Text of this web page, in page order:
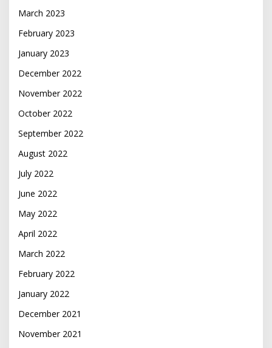
March 2023
February 2023
January 2023
December 2022
November 2022
October 2022
September 2022
August 2022
July 2022
June 2022
May 2022
April 2022
March 2022
February 2022
January 2022
December 2021
November 2021